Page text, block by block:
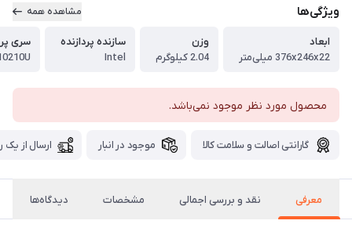
ویژگی‌ها مشاهده همه
ابعاد
376x246x22 میلی‌متر
وزن
2.04 کیلوگرم
سازنده پردازنده
Intel
سری
محصول مورد نظر موجود نمی‌باشد.
گارانتی اصالت و سلامت کالا موجود در انبار ارسال از یک
معرفی نقد و بررسی اجمالی مشخصات دیدگاه‌ها